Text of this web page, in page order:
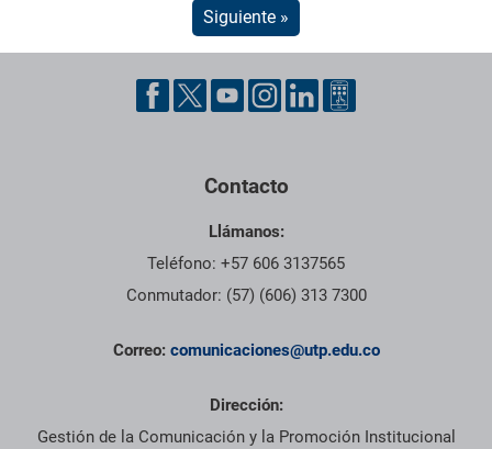
Siguiente »
Contacto
Llámanos:
Teléfono: +57 606 3137565
Conmutador: (57) (606) 313 7300
Correo: comunicaciones@utp.edu.co
Dirección:
Gestión de la Comunicación y la Promoción Institucional